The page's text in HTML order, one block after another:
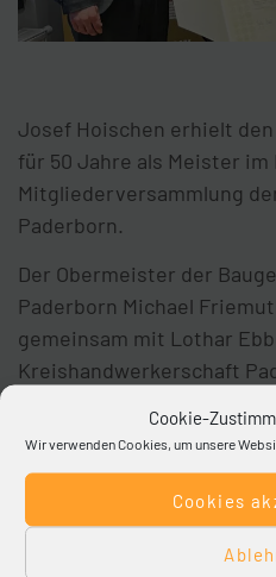
Cookie-
Wir verwenden Cookies, um unsere
Cookies
Josef Hoischen erhielt
für 50 Jahre als Meister im
Mitgliederversammlung
Paderborn.
Der Obermeister der
Paderborn Michael
gemeinsam mit Lothar
Kreishandwerkerschaft
Hoischen.
Foto-Unterzeile:
Lothar Ebbers, Josef